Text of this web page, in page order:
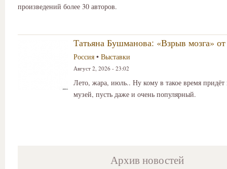
произведений более 30 авторов.
Татьяна Бушманова: «Взрыв мозга»
Россия • Выставки
Август 2, 2026 - 23:02
Лето, жара, июль.. Ну кому в такое время придёт
музей, пусть даже и очень популярный.
Архив новостей